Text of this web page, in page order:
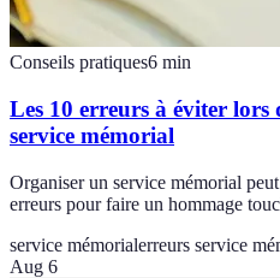
Conseils pratiques6 min
Les 10 erreurs à éviter
service mémorial
Organiser un service mémorial
erreurs pour faire un hommage
service mémorialerreurs service
Aug 6